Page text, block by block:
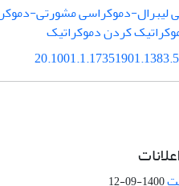
لیبرال-دموکراسی مشورتی-
کردن دموکراتیک